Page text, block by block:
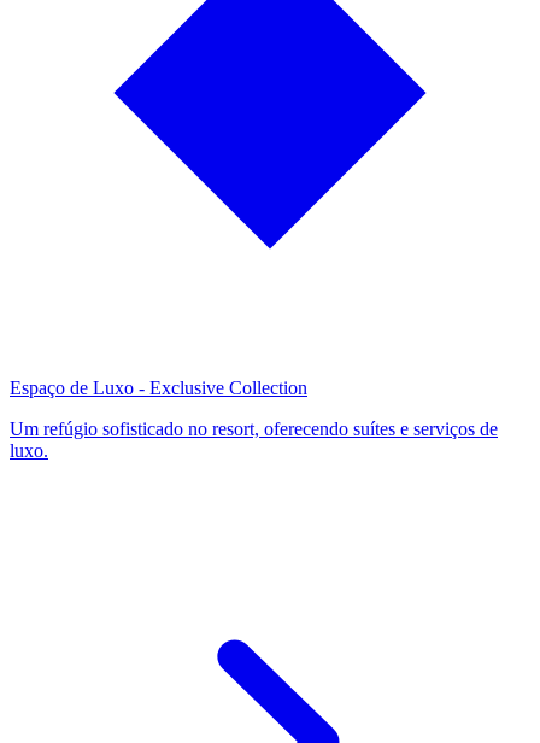
Espaço de Luxo - Exclusive Collection
Um refúgio sofisticado no resort, oferecendo suítes e serviços de
luxo.